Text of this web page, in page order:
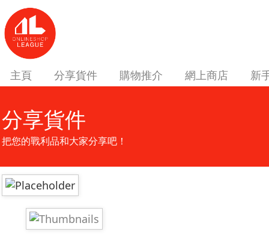
主頁 分享貨件 購物推介 網上商店 新
分享貨件
把您的戰利品和大家分享吧！